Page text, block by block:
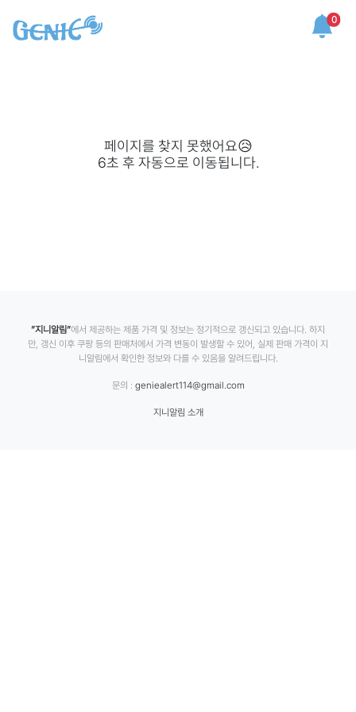
0
페이지를 찾지 못했어요😥
6초 후 자동으로 이동됩니다.
”지니알림”에서 제공하는 제품 가격 및 정보는 정기적으로 갱신되고 있습니다. 하지
만, 갱신 이후 쿠팡 등의 판매처에서 가격 변동이 발생할 수 있어, 실제 판매 가격이 지
니알림에서 확인한 정보와 다를 수 있음을 알려드립니다.
문의 : geniealert114@gmail.com
지니알림 소개